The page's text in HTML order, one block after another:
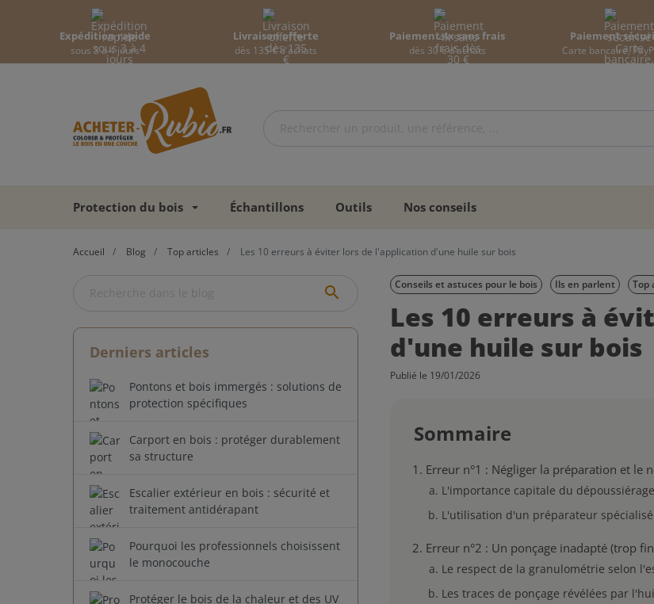
Expédition rapide
sous 3 à 4 jours
Livraison offerte
dès 135 € d'achats
Paiement 4x sans frais
dès 30 € d'achats
Paiement
Carte bancaire,
Protection du bois Échantillons Outils Nos conseils
Accueil Blog Top articles Les 10 erreurs à éviter lors de l'application d'une huile sur bois
search
Derniers articles
Pontons et bois immergés : solutions de
protection spécifiques
Carport en bois : protéger durablement
sa structure
Escalier extérieur en bois : sécurité et
traitement antidérapant
Pourquoi les professionnels choisissent
le monocouche
Protéger le bois de la chaleur et des UV
Conseils et astuces pour le bois Ils en parlent Top
Les 10 erreurs à
d'une huile sur bois
Publié le 19/01/2026
Sommaire
Erreur n°1 : Négliger la préparation et le
L'importance capitale du dépoussiérage
L'utilisation d'un préparateur spécialisé
Erreur n°2 : Un ponçage inadapté (trop
Le respect de la granulométrie selon
Les traces de ponçage révélées par